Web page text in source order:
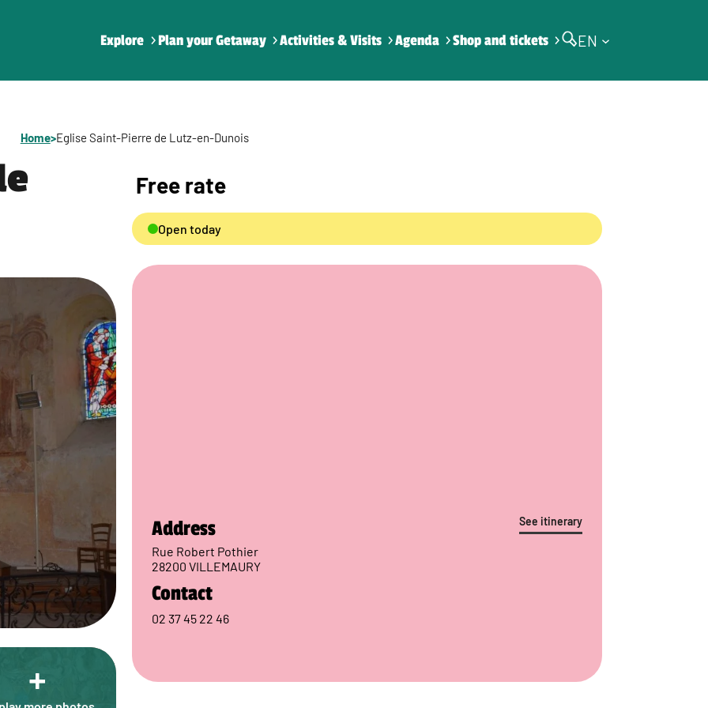
Explore Plan your Getaway Activities & Visits Agenda Shop and tickets EN
Home>Eglise Saint-Pierre de Lutz-en-Dunois
+
Free rate
Open today
See itinerary
Address
Rue Robert Pothier
28200 VILLEMAURY
Contact
02 37 45 22 46